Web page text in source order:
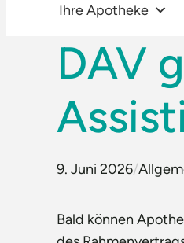
Ihre Apotheke
DAV
9. Juni 2026/
Bald können